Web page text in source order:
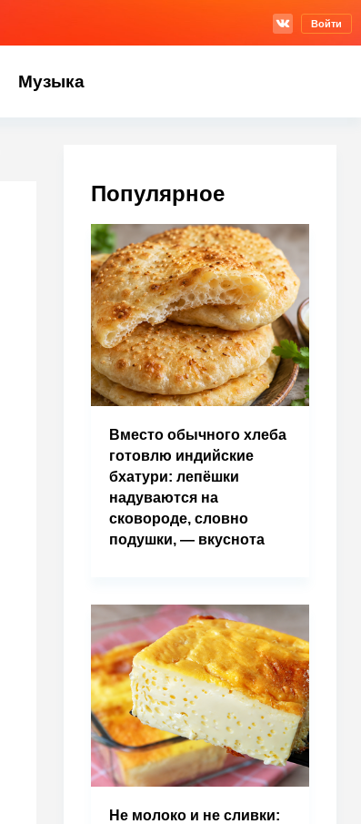
Войти
Музыка
Популярное
Вместо обычного хлеба
готовлю индийские
бхатури: лепёшки
надуваются на
сковороде, словно
подушки, — вкуснота
Не молоко и не сливки: